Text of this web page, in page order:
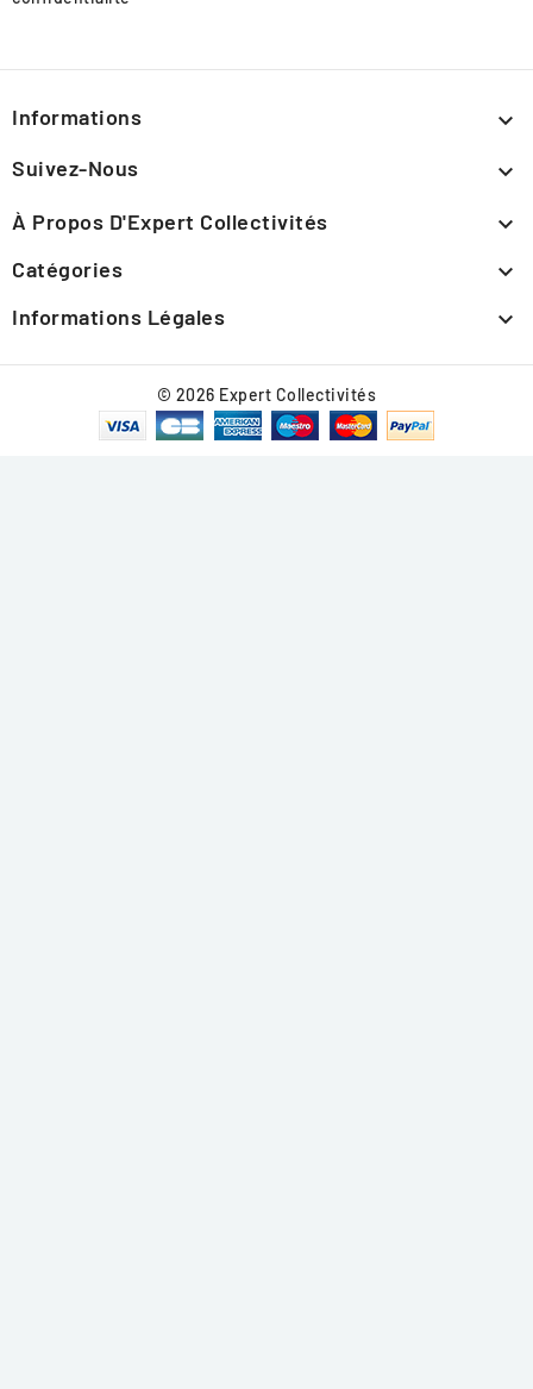
Informations 
Suivez-Nous 
À Propos D'Expert Collectivités 
Catégories 
Informations Légales 
© 2026 Expert Collectivités